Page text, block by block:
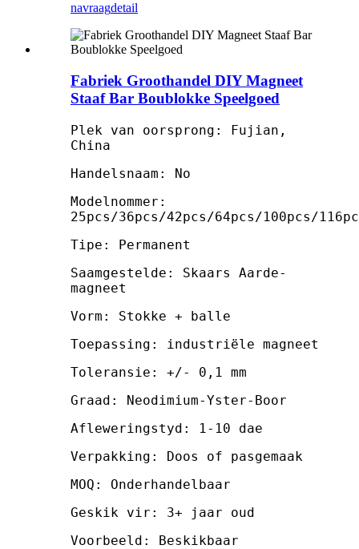
navraagdetail
Fabriek Groothandel DIY Magneet
Staaf Bar Boublokke Speelgoed
Plek van oorsprong: Fujian,
China
Handelsnaam: No
Modelnommer:
25pcs/36pcs/42pcs/64pcs/100pcs/
Tipe: Permanent
Saamgestelde: Skaars Aarde-
magneet
Vorm: Stokke + balle
Toepassing: industriële magneet
Toleransie: +/- 0,1 mm
Graad: Neodimium-Yster-Boor
Afleweringstyd: 1-10 dae
Verpakking: Doos of pasgemaak
MOQ: Onderhandelbaar
Geskik vir: 3+ jaar oud
Voorbeeld: Beskikbaar